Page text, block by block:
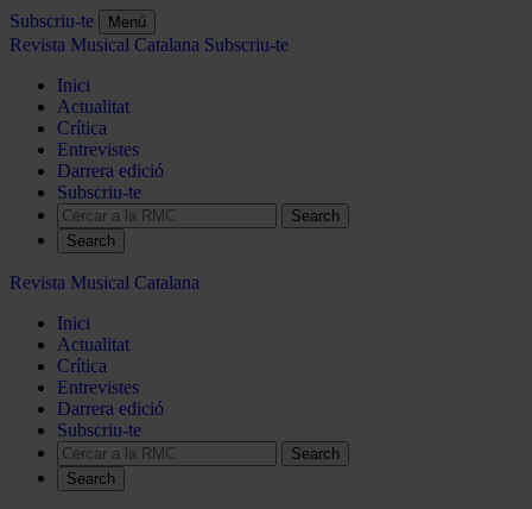
Subscriu-te Menú
Revista Musical Catalana Subscriu-te
Inici
Actualitat
Crítica
Entrevistes
Darrera edició
Subscriu-te
Search
Revista Musical Catalana
Inici
Actualitat
Crítica
Entrevistes
Darrera edició
Subscriu-te
Search